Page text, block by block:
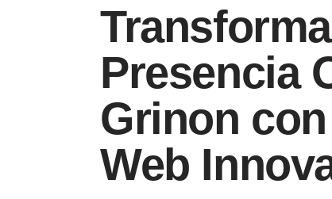
Presencia
Grinon
Web